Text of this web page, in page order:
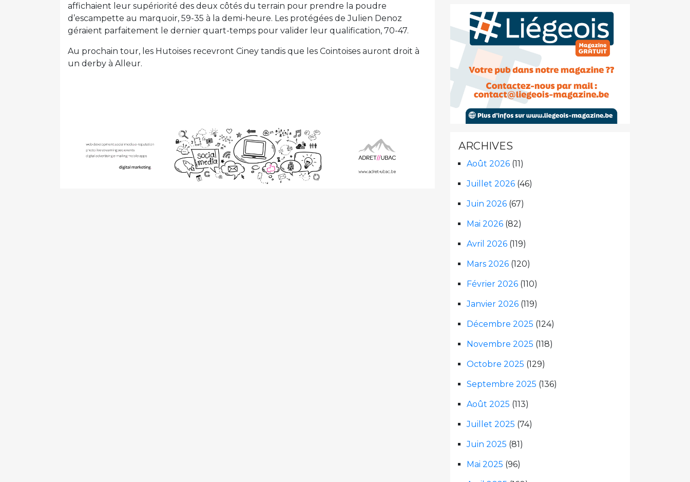
affichaient leur supériorité des deux côtés du terrain pour prendre la poudre
d’escampette au marquoir, 59-35 à la demi-heure. Les protégées de Julien Denoz
géraient parfaitement le dernier quart-temps pour valider leur qualification, 70-47.
Au prochain tour, les Hutoises recevront Ciney tandis que les Cointoises auront droit à
un derby à Alleur.
ARCHIVES
Août 2026 (11)
Juillet 2026 (46)
Juin 2026 (67)
Mai 2026 (82)
Avril 2026 (119)
Mars 2026 (120)
Février 2026 (110)
Janvier 2026 (119)
Décembre 2025 (124)
Novembre 2025 (118)
Octobre 2025 (129)
Septembre 2025 (136)
Août 2025 (113)
Juillet 2025 (74)
Juin 2025 (81)
Mai 2025 (96)